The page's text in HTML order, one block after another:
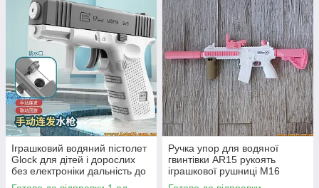
Іграшковий водяний пістолет
Glock для дітей і дорослих
без електроніки дальність до
10 м антиковзка ручка
Ручка упор для водяної
гвинтівки AR15 рукоять
іграшкової рушниці М16
пістолетна ручка для гель